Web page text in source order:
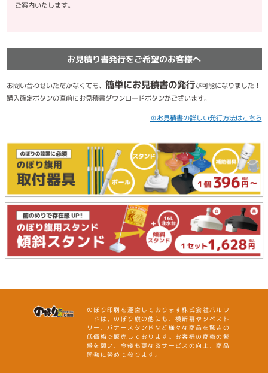
ご案内いたします。
お見積り書発行をご希望のお客様へ
お問い合わせいただかなくても、 簡単にお見積書の発行が可能になりました！
購入確定ボタンの直前にお見積書ダウンロードボタンがございます。
※お見積書の詳しい発行方法はこちら
のぼり印刷を運営しております株式会社バルワ
ードは、のぼり旗の他にも、横断幕やタペスト
リー、バナースタンドなど様々な商品を驚きの
低価格で販売しております。お客様の商売の繁
盛を願い、今後も更なるサービスの向上、商品
開発に努めて参ります。